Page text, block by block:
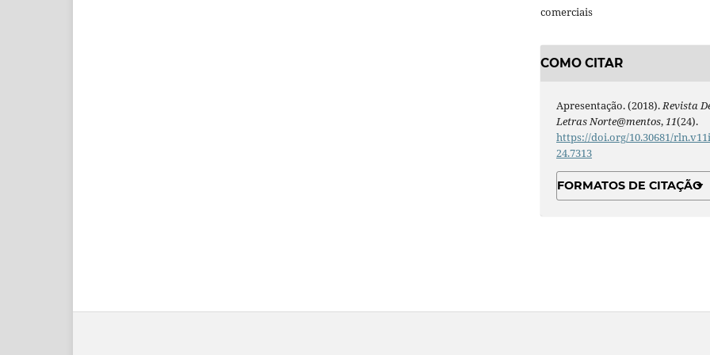
comerciais
COMO CITAR
Apresentação. (2018). Revista
Letras Norte@mentos, 11(24).
https://doi.org/10.30681/
24.7313
FORMATOS DE CITAÇÃO